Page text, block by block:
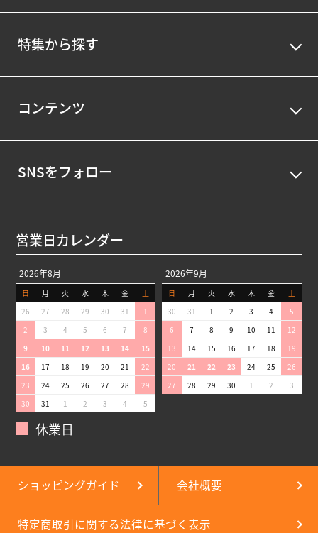
特集から探す
コンテンツ
SNSをフォロー
営業日カレンダー
2026年8月
日 月 火 水 木 金
土
26
27 28 29 30 31
1
2
3 4 5 6 7
8
9
10 11 12 13 14
15
16
17 18 19 20 21
22
23
24 25 26 27 28
29
30
31 1 2 3 4 5
2026年9月
日 月 火 水 木 金
土
30
31 1 2 3 4
5
6
7 8 9 10 11
12
13
14 15 16 17 18
19
20
21 22 23 24 25
26
27
28 29 30 1 2 3
休業日
ショッピングガイド 会社概要
特定商取引に関する法律に基づく表示